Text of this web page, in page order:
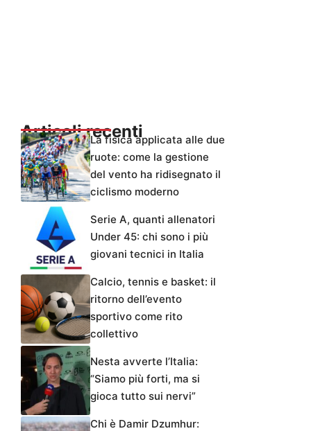
Articoli recentiLa fisica applicata alle due
ruote: come la gestione
del vento ha ridisegnato il
ciclismo moderno
Serie A, quanti allenatori
Under 45: chi sono i più
giovani tecnici in Italia
Calcio, tennis e basket: il
ritorno dell’evento
sportivo come rito
collettivo
Nesta avverte l’Italia:
“Siamo più forti, ma si
gioca tutto sui nervi”
Chi è Damir Dzumhur: